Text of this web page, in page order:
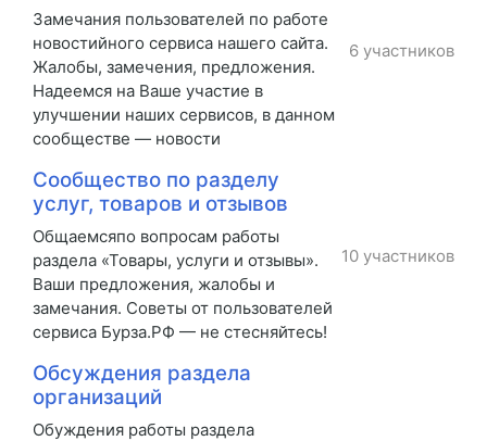
Замечания пользователей по работе
новостийного сервиса нашего сайта.
Жалобы, замечения, предложения.
Надеемся на Ваше участие в
улучшении наших сервисов, в данном
сообществе — новости
6 участников
Сообщество по разделу
услуг, товаров и отзывов
Общаемсяпо вопросам работы
раздела «Товары, услуги и отзывы».
Ваши предложения, жалобы и
замечания. Советы от пользователей
сервиса Бурза.РФ — не стесняйтесь!
10 участников
Обсуждения раздела
организаций
Обуждения работы раздела